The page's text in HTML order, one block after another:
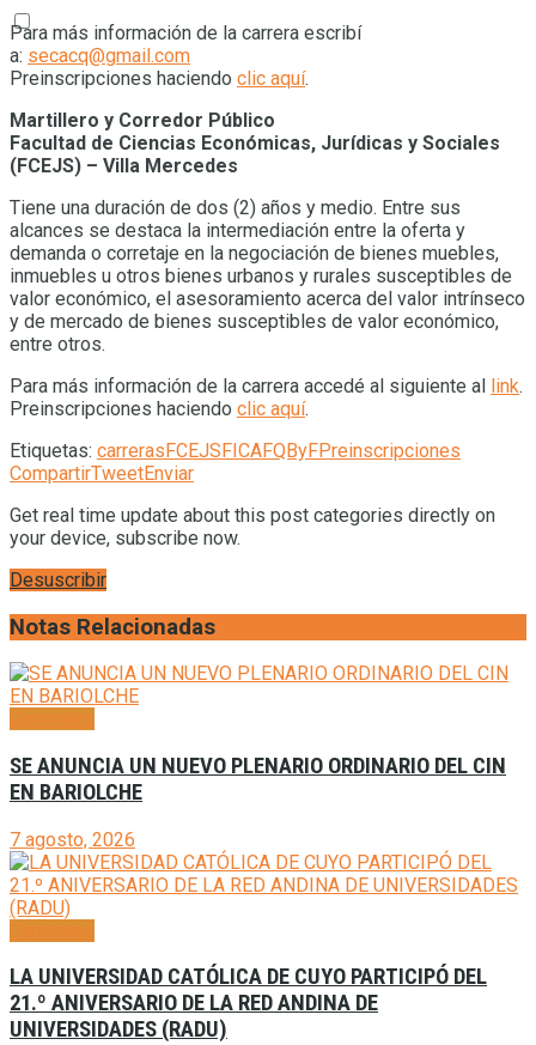
Para más información de la carrera escribí
a: secacq@gmail.com
Preinscripciones haciendo clic aquí.
Martillero y Corredor Público
Facultad de Ciencias Económicas, Jurídicas y Sociales
(FCEJS) – Villa Mercedes
Tiene una duración de dos (2) años y medio. Entre sus
alcances se destaca la intermediación entre la oferta y
demanda o corretaje en la negociación de bienes muebles,
inmuebles u otros bienes urbanos y rurales susceptibles de
valor económico, el asesoramiento acerca del valor intrínseco
y de mercado de bienes susceptibles de valor económico,
entre otros.
Para más información de la carrera accedé al siguiente al link.
Preinscripciones haciendo clic aquí.
Etiquetas: carrerasFCEJSFICAFQByFPreinscripciones
CompartirTweetEnviar
Get real time update about this post categories directly on
your device, subscribe now.
Desuscribir
Notas Relacionadas
SE ANUNCIA UN NUEVO PLENARIO ORDINARIO DEL CIN
EN BARIOLCHE
7 agosto, 2026
LA UNIVERSIDAD CATÓLICA DE CUYO PARTICIPÓ DEL
21.º ANIVERSARIO DE LA RED ANDINA DE
UNIVERSIDADES (RADU)